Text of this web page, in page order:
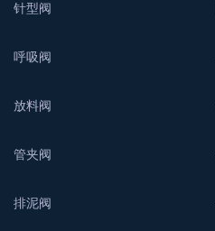
针型阀
呼吸阀
放料阀
管夹阀
排泥阀